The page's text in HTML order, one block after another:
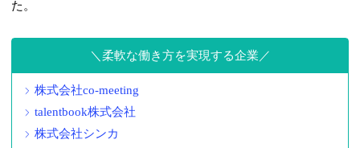
た。
柔軟な働き方を実現する企業
株式会社co-meeting
talentbook株式会社
株式会社シンカ